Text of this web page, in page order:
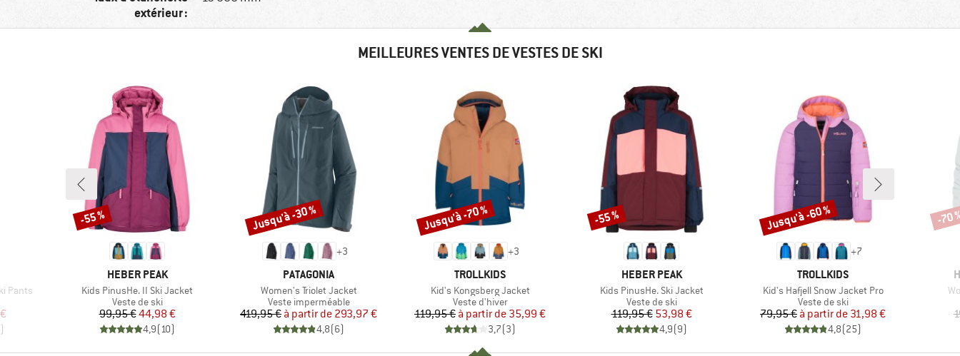
extérieur :
MEILLEURES VENTES DE VESTES DE SKI
Pants
)
MARQUE
HEBER PEAK
Article
Kids PinusHe. II Ski Jacket
Product group
Veste de ski
Prix
99,95 €Prix réduit
44,98 €
4,9(10)
Remise
-55 %
+3
MARQUE
PATAGONIA
Article
Women's Triolet Jacket
Product group
Veste imperméable
Prix
419,95 € Prix réduit
à partir de 293,97 €
4,8(6)
Remise
Jusqu'à -30 %
+3
MARQUE
TROLLKIDS
Article
Kid's Kongsberg Jacket
Product group
Veste d'hiver
Prix
119,95 € Prix réduit
à partir de 35,99 €
3,7(3)
Remise
Jusqu'à -70 %
MARQUE
HEBER PEAK
Article
Kids PinusHe. Ski Jacket
Product group
Veste de ski
Prix
119,95 €Prix réduit
53,98 €
4,9(9)
Remise
-55 %
+7
MARQUE
TROLLKIDS
Article
Kid's Hafjell Snow Jacket Pro
Product group
Veste de ski
Prix
79,95 € Prix réduit
à partir de 31,98 €
4,8(25)
Remise
Jusqu'à -60 % -70